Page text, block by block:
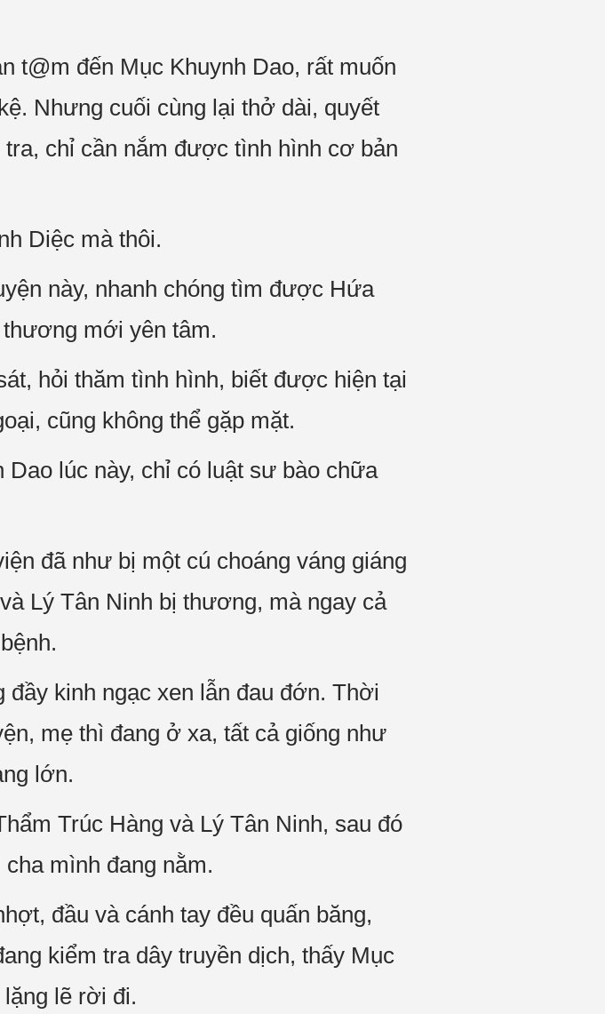
t@m đến Mục Khuynh Dao, rất muốn
Nhưng cuối cùng lại thở dài, quyết
chỉ cần nắm được tình hình cơ bản
Diệc mà thôi.
này, nhanh chóng tìm được Hứa
mới yên tâm.
hỏi thăm tình hình, biết được hiện tại
cũng không thể gặp mặt.
lúc này, chỉ có luật sư bào chữa
đã như bị một cú choáng váng giáng
Lý Tân Ninh bị thương, mà ngay cả
kinh ngạc xen lẫn đau đớn. Thời
mẹ thì đang ở xa, tất cả giống như
lớn.
Trúc Hàng và Lý Tân Ninh, sau đó
mình đang nằm.
đầu và cánh tay đều quấn băng,
kiểm tra dây truyền dịch, thấy Mục
lẽ rời đi.